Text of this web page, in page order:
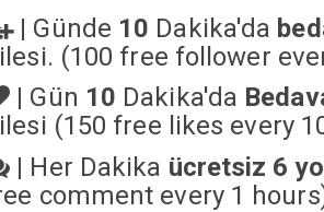
| Günde 10 Dakika'da
(100 free follower
| Gün 10 Dakika'da
(150 free likes every
| Her Dakika ücretsiz 6
comment every 1